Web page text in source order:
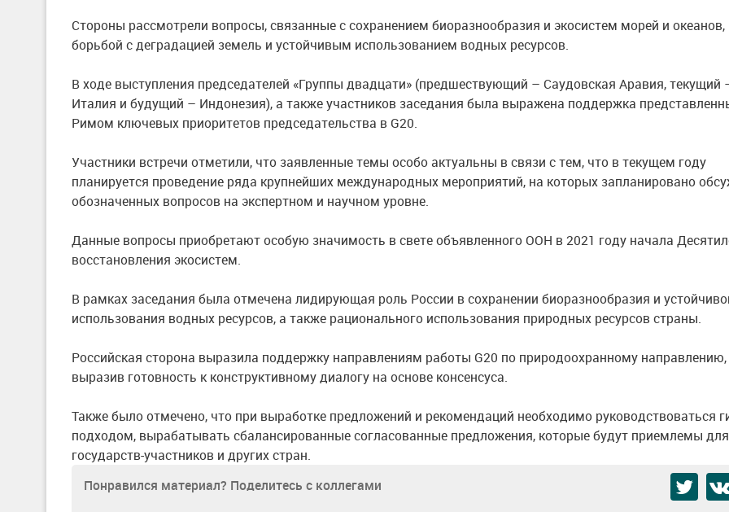
Стороны рассмотрели вопросы, связанные с сохранением биоразнообразия и экосистем морей и океанов,
борьбой с деградацией земель и устойчивым использованием водных ресурсов.
В ходе выступления председателей «Группы двадцати» (предшествующий – Саудовская Аравия, текущий
Италия и будущий – Индонезия), а также участников заседания была выражена поддержка
Римом ключевых приоритетов председательства в G20.
Участники встречи отметили, что заявленные темы особо актуальны в связи с тем, что в текущем году
планируется проведение ряда крупнейших международных мероприятий, на которых запланировано
обозначенных вопросов на экспертном и научном уровне.
Данные вопросы приобретают особую значимость в свете объявленного ООН в 2021 году начала
восстановления экосистем.
В рамках заседания была отмечена лидирующая роль России в сохранении биоразнообразия и
использования водных ресурсов, а также рационального использования природных ресурсов страны.
Российская сторона выразила поддержку направлениям работы G20 по природоохранному направлению,
выразив готовность к конструктивному диалогу на основе консенсуса.
Также было отмечено, что при выработке предложений и рекомендаций необходимо руководствоваться
подходом, вырабатывать сбалансированные согласованные предложения, которые будут приемлемы для
государств-участников и других стран.
Понравился материал? Поделитесь с коллегами